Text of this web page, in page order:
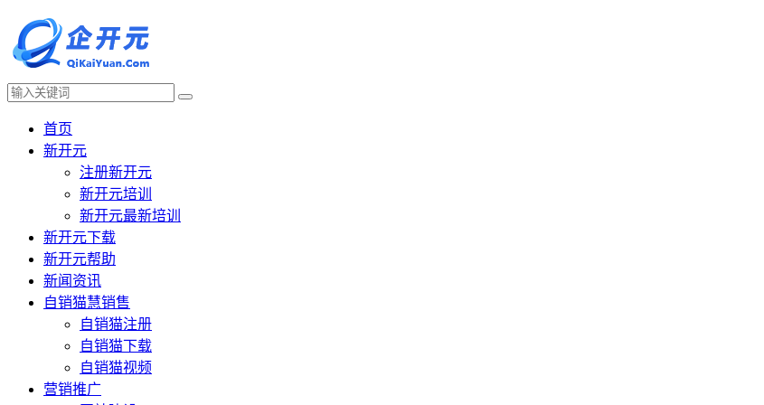
首页
新开元
注册新开元
新开元培训
新开元最新培训
新开元下载
新开元帮助
新闻资讯
自销猫慧销售
自销猫注册
自销猫下载
自销猫视频
营销推广